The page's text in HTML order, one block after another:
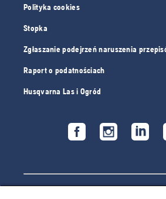
Polityka cookies
Stopka
Zgłaszanie podejrzeń naruszenia
Raport o podatnościach
Husqvarna Las i Ogród